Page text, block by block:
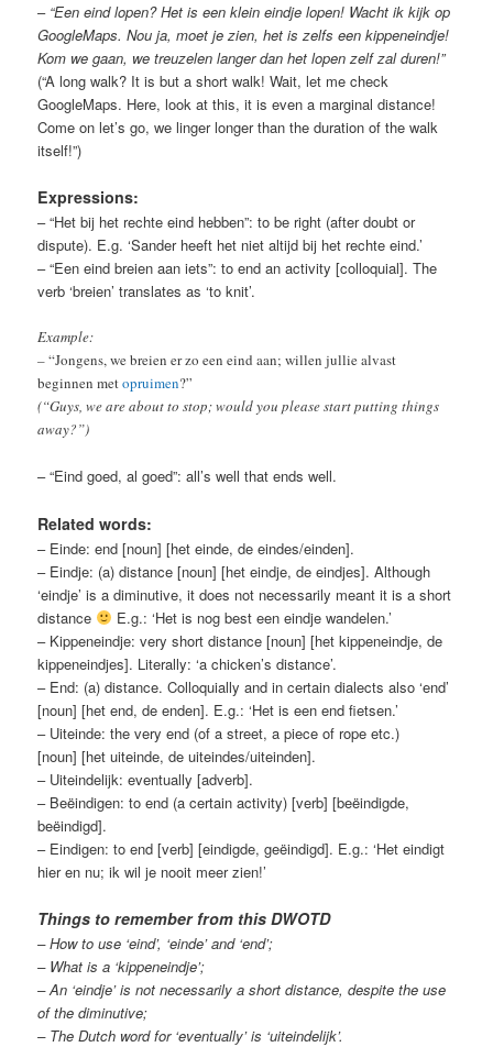
– “Een eind lopen? Het is een klein eindje lopen! Wacht ik kijk op
GoogleMaps. Nou ja, moet je zien, het is zelfs een kippeneindje!
Kom we gaan, we treuzelen langer dan het lopen zelf zal duren!”
(“A long walk? It is but a short walk! Wait, let me check
GoogleMaps. Here, look at this, it is even a marginal distance!
Come on let’s go, we linger longer than the duration of the walk
itself!”)
Expressions:
– “Het bij het rechte eind hebben”: to be right (after doubt or
dispute). E.g. ‘Sander heeft het niet altijd bij het rechte eind.’
– “Een eind breien aan iets”: to end an activity [colloquial]. The
verb ‘breien’ translates as ‘to knit’.
Example:
–“Jongens, we breien er zo een eind aan; willen jullie alvast
beginnen metopruimen?”
(“Guys, we are about to stop; would you please start putting things
away?”)
– “Eind goed, al goed”: all’s well that ends well.
Related words:
– Einde: end [noun] [het einde, de eindes/einden].
– Eindje: (a) distance [noun] [het eindje, de eindjes]. Although
‘eindje’ is a diminutive, it does not necessarily meant it is a short
distance
E.g.: ‘Het is nog best een eindje wandelen.’
– Kippeneindje: very short distance [noun] [het kippeneindje, de
kippeneindjes]. Literally: ‘a chicken’s distance’.
– End: (a) distance. Colloquially and in certain dialects also ‘end’
[noun] [het end, de enden]. E.g.: ‘Het is een end fietsen.’
– Uiteinde: the very end (of a street, a piece of rope etc.)
[noun] [het uiteinde, de uiteindes/uiteinden].
– Uiteindelijk: eventually [adverb].
– Beëindigen: to end (a certain activity) [verb] [beëindigde,
beëindigd].
– Eindigen: to end [verb] [eindigde, geëindigd]. E.g.: ‘Het eindigt
hier en nu; ik wil je nooit meer zien!’
Things to remember from this DWOTD
– How to use ‘eind’, ‘einde’ and ‘end’;
– What is a ‘kippeneindje’;
– An ‘eindje’ is not necessarily a short distance, despite the use
of the diminutive;
– The Dutch word for ‘eventually’ is ‘uiteindelijk’.